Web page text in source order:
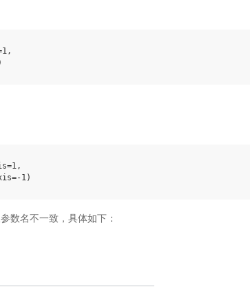
1,
=1,
=-1)
数名不一致，具体如下：